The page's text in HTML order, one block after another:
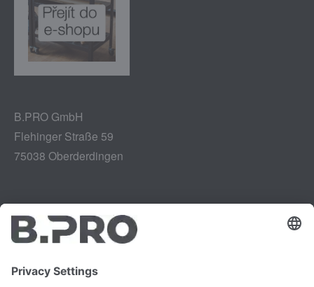
B.PRO GmbH
Flehinger Straße 59
75038 Oberderdingen
Tiráž
Ochrana údajů